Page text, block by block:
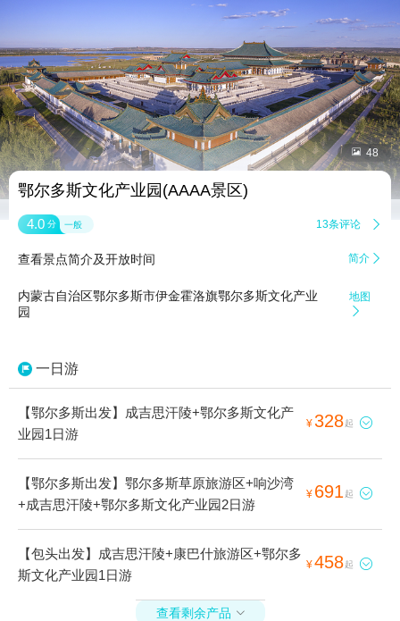
 48
鄂尔多斯文化产业园(AAAA景区)
4.0 分 一般 13条评论 
查看景点简介及开放时间 简介 
内蒙古自治区鄂尔多斯市伊金霍洛旗鄂尔多斯文化产业
园
地图

一日游
【鄂尔多斯出发】成吉思汗陵+鄂尔多斯文化产
业园1日游
¥328起 
【鄂尔多斯出发】鄂尔多斯草原旅游区+响沙湾
+成吉思汗陵+鄂尔多斯文化产业园2日游
¥ 691 起 
【包头出发】成吉思汗陵+康巴什旅游区+鄂尔多
斯文化产业园1日游
¥458起 
查看剩余产品 